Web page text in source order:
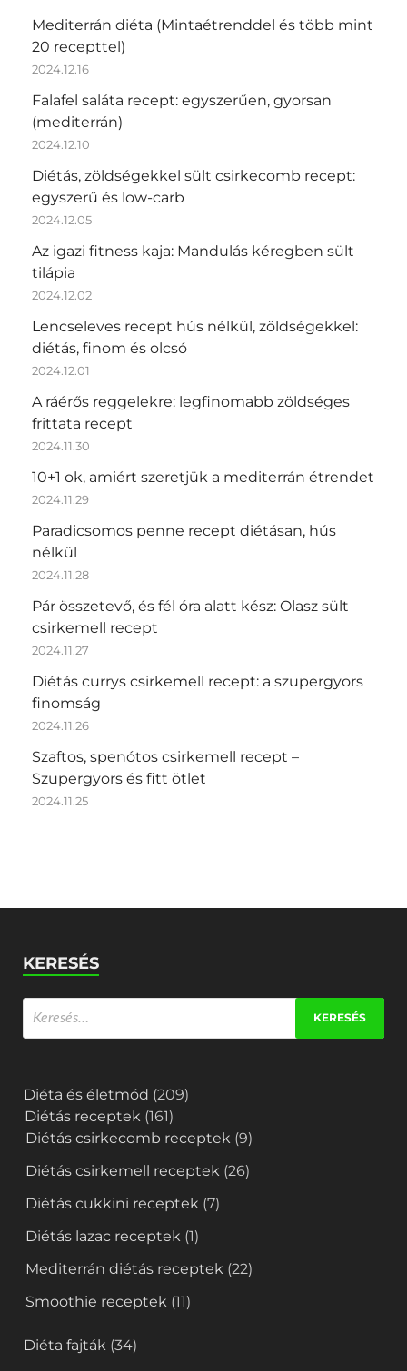
Mediterrán diéta (Mintaétrenddel és több mint
20 recepttel)
2024.12.16
Falafel saláta recept: egyszerűen, gyorsan
(mediterrán)
2024.12.10
Diétás, zöldségekkel sült csirkecomb recept:
egyszerű és low-carb
2024.12.05
Az igazi fitness kaja: Mandulás kéregben sült
tilápia
2024.12.02
Lencseleves recept hús nélkül, zöldségekkel:
diétás, finom és olcsó
2024.12.01
A ráérős reggelekre: legfinomabb zöldséges
frittata recept
2024.11.30
10+1 ok, amiért szeretjük a mediterrán étrendet
2024.11.29
Paradicsomos penne recept diétásan, hús
nélkül
2024.11.28
Pár összetevő, és fél óra alatt kész: Olasz sült
csirkemell recept
2024.11.27
Diétás currys csirkemell recept: a szupergyors
finomság
2024.11.26
Szaftos, spenótos csirkemell recept –
Szupergyors és fitt ötlet
2024.11.25
KERESÉS
Diéta és életmód (209)
Diétás receptek (161)
Diétás csirkecomb receptek (9)
Diétás csirkemell receptek (26)
Diétás cukkini receptek (7)
Diétás lazac receptek (1)
Mediterrán diétás receptek (22)
Smoothie receptek (11)
Diéta fajták (34)